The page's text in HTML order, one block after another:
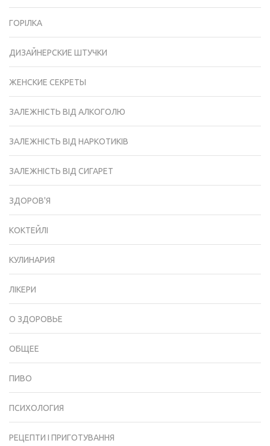
ГОРІЛКА
ДИЗАЙНЕРСКИЕ ШТУЧКИ
ЖЕНСКИЕ СЕКРЕТЫ
ЗАЛЕЖНІСТЬ ВІД АЛКОГОЛЮ
ЗАЛЕЖНІСТЬ ВІД НАРКОТИКІВ
ЗАЛЕЖНІСТЬ ВІД СИГАРЕТ
ЗДОРОВ'Я
КОКТЕЙЛІ
КУЛИНАРИЯ
ЛІКЕРИ
О ЗДОРОВЬЕ
ОБЩЕЕ
ПИВО
ПСИХОЛОГИЯ
РЕЦЕПТИ І ПРИГОТУВАННЯ